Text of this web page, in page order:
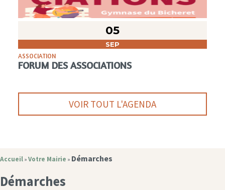
05
SEP
ASSOCIATION
FORUM DES ASSOCIATIONS
VOIR TOUT L'AGENDA
Accueil » Votre Mairie » Démarches
Démarches